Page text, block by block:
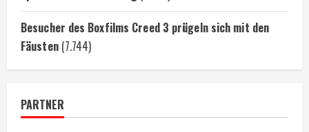
Besucher des Boxfilms Creed 3 prügeln sich mit den
Fäusten (7.744)
PARTNER